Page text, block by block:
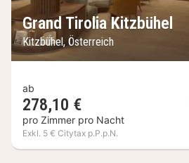
Grand Tirolia Kitzbühel
Kitzbühel, Österreich
ab
278,10 €
pro Zimmer pro Nacht
Exkl. 5 € Citytax p.P.p.N.